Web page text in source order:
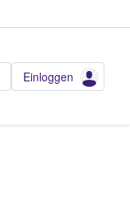
Einloggen